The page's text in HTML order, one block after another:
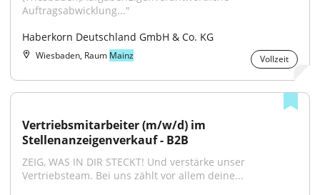
Auftragsabwicklung..."
Haberkorn Deutschland GmbH & Co. KG
Wiesbaden, Raum Mainz Vollzeit
Vertriebsmitarbeiter (m/w/d) im
Stellenanzeigenverkauf - B2B
ZEIG, WAS IN DIR STECKT! Und verstärke unser
Vertriebsteam. Bei uns zählt vor allem deine...